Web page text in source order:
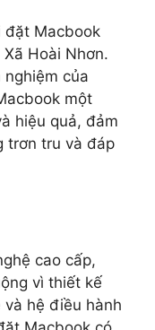
đặt Macbook
Hoài Nhơn.
của
một
hiệu quả, đảm
trơn tru và đáp
cao cấp,
vì thiết kế
hệ điều hành